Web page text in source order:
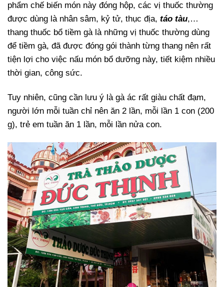
phẩm chế biến món này đóng hộp, các vị thuốc thường
được dùng là nhân sâm, kỷ tử, thục địa, táo tàu,…
thang thuốc bổ tiềm gà là những vị thuốc thường dùng
để tiềm gà, đã được đóng gói thành từng thang nên rất
tiện lợi cho việc nấu món bổ dưỡng này, tiết kiệm nhiều
thời gian, công sức.
Tuy nhiên, cũng cần lưu ý là gà ác rất giàu chất đạm,
người lớn mỗi tuần chỉ nên ăn 2 lần, mỗi lần 1 con (200
g), trẻ em tuần ăn 1 lần, mỗi lần nửa con.